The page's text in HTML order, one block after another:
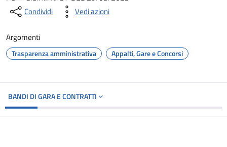
Condividi Vedi azioni
Argomenti
Trasparenza amministrativa Appalti, Gare e Concorsi
BANDI DI GARA E CONTRATTI